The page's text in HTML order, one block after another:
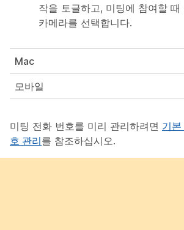
작을 토글하고, 미팅에 참여할 때
카메라를 선택합니다.
Mac
모바일
미팅 전화 번호를 미리 관리하려면 기본
호 관리를 참조하십시오.